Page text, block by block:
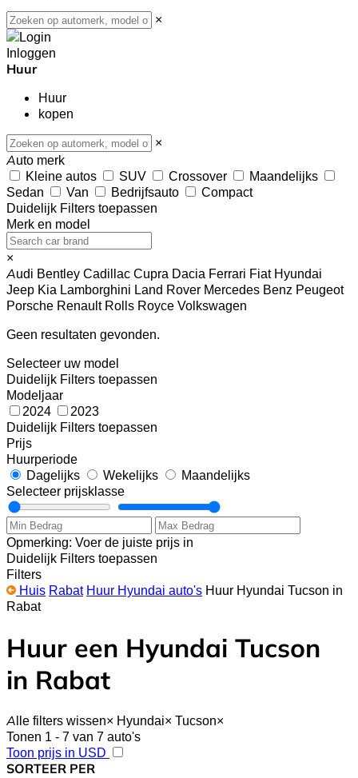
×
Inloggen
Huur
Huur
kopen
×
Auto merk
Kleine autos
SUV Crossover
Maandelijks
Sedan
Van Bedrijfsauto
Compact
Duidelijk Filters toepassen
Merk en model
×
Audi Bentley Cadillac Cupra Dacia Ferrari Fiat Hyundai
Jeep Kia Lamborghini Land Rover Mercedes Benz Peugeot
Porsche Renault Rolls Royce Volkswagen
Geen resultaten gevonden.
Selecteer uw model
Duidelijk Filters toepassen
Modeljaar
2024
2023
Duidelijk Filters toepassen
Prijs
Huurperiode
Dagelijks
Wekelijks
Maandelijks
Selecteer prijsklasse
Opmerking: Voer de juiste prijs in
Duidelijk Filters toepassen
Filters
Huis Rabat Huur Hyundai auto's Huur Hyundai Tucson in
Rabat
Huur een Hyundai Tucson
in Rabat
Alle filters wissen× Hyundai× Tucson×
Tonen 1 - 7 van 7 auto's
Toon prijs in USD
SORTEER PER